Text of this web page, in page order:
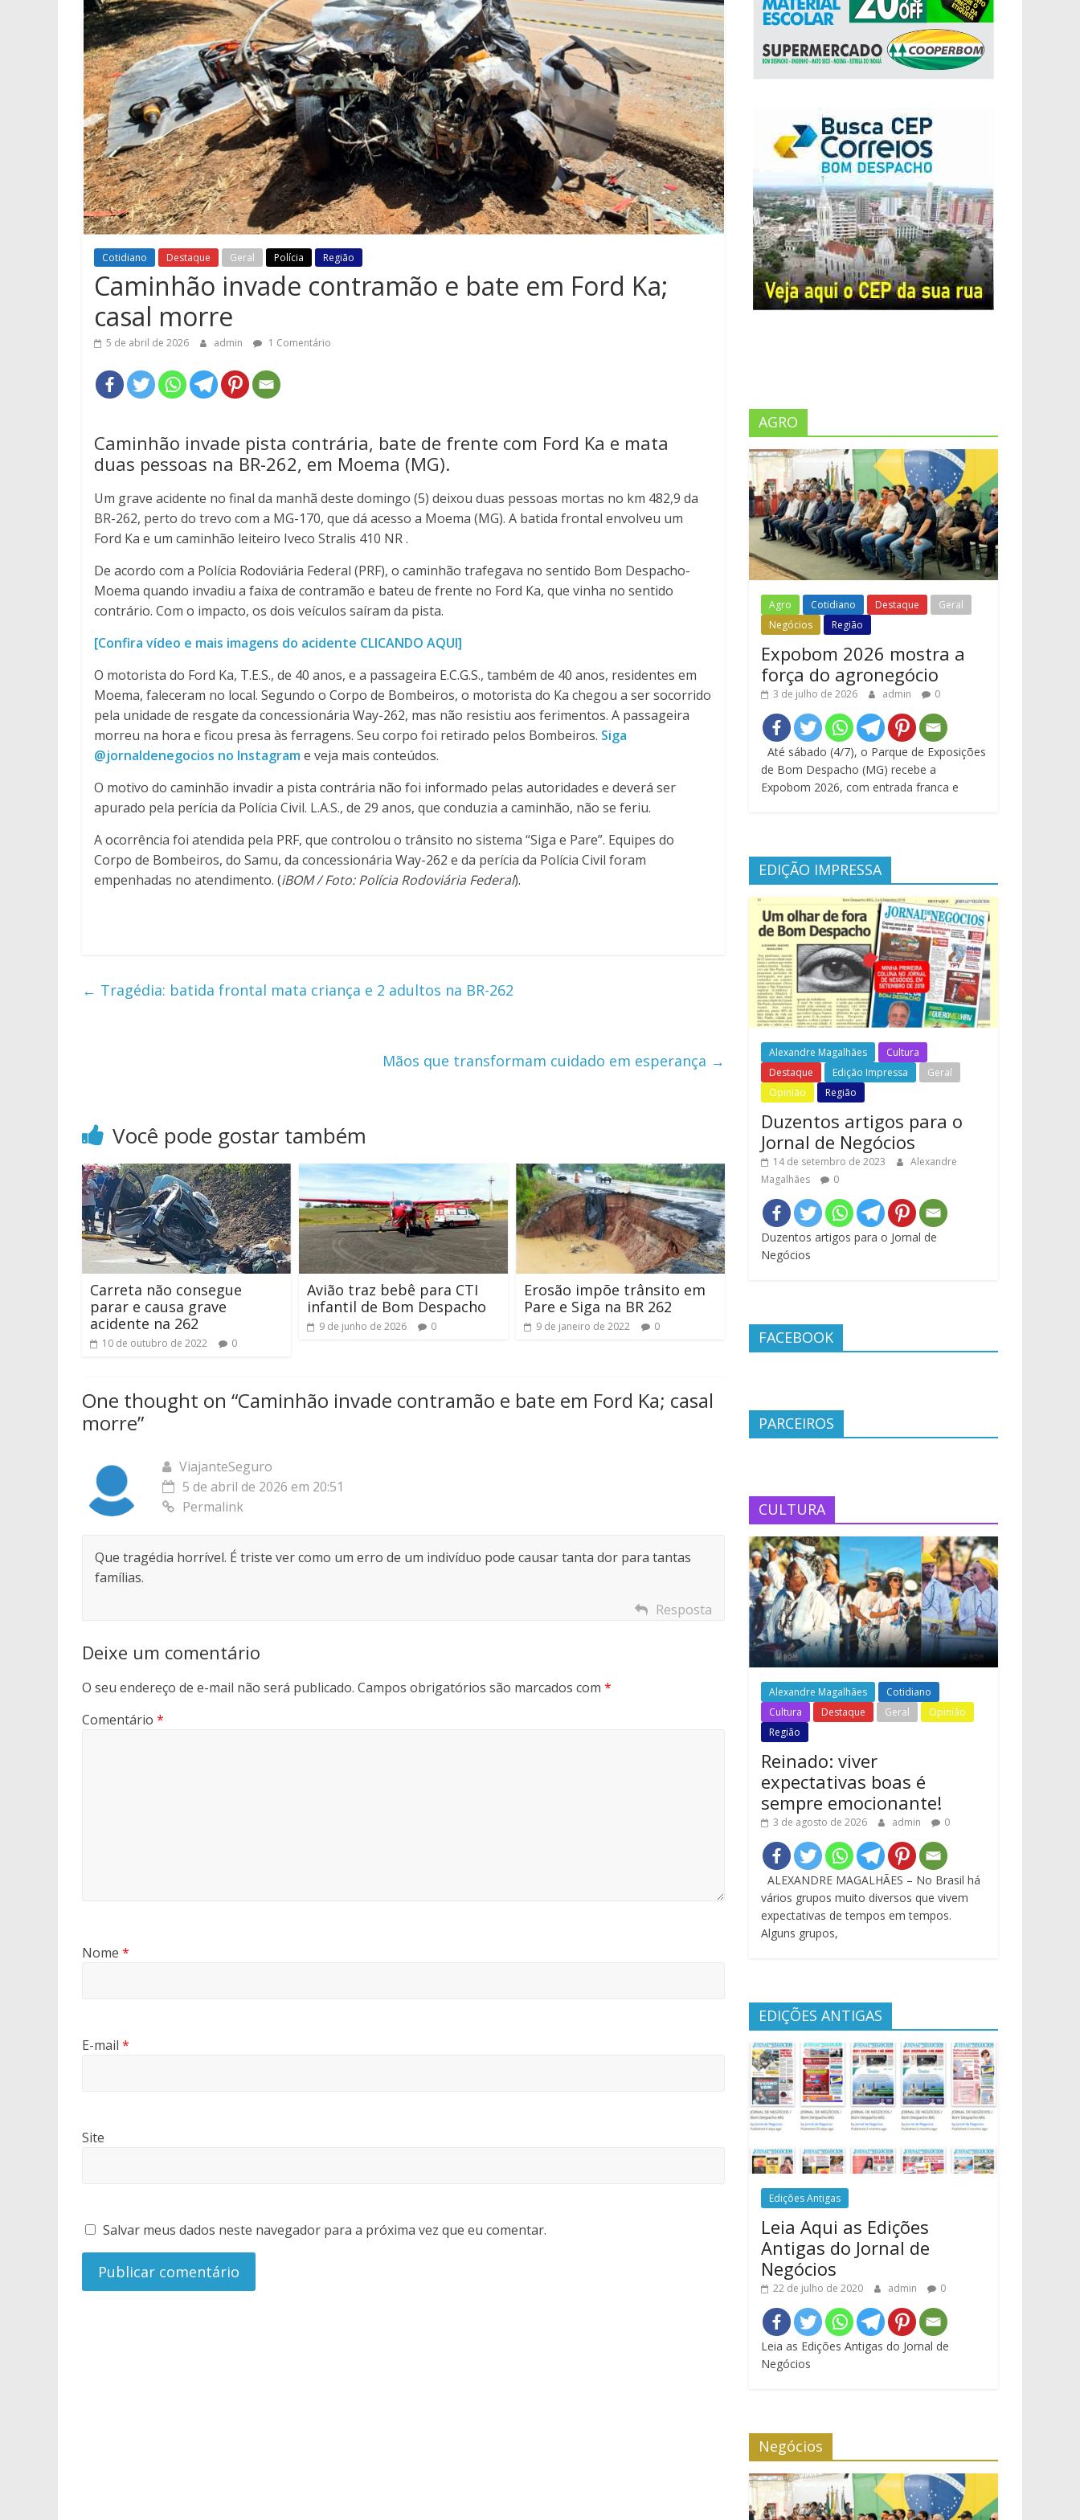
Cotidiano Destaque Geral Polícia Região
Caminhão invade contramão e bate em Ford Ka;
casal morre
5 de abril de 2026 admin 1 Comentário
Caminhão invade pista contrária, bate de frente com Ford Ka e mata
duas pessoas na BR-262, em Moema (MG).
Um grave acidente no final da manhã deste domingo (5) deixou duas pessoas mortas no km 482,9 da
BR-262, perto do trevo com a MG-170, que dá acesso a Moema (MG). A batida frontal envolveu um
Ford Ka e um caminhão leiteiro Iveco Stralis 410 NR .
De acordo com a Polícia Rodoviária Federal (PRF), o caminhão trafegava no sentido Bom Despacho-
Moema quando invadiu a faixa de contramão e bateu de frente no Ford Ka, que vinha no sentido
contrário. Com o impacto, os dois veículos saíram da pista.
[Confira vídeo e mais imagens do acidente CLICANDO AQUI]
O motorista do Ford Ka, T.E.S., de 40 anos, e a passageira E.C.G.S., também de 40 anos, residentes em
Moema, faleceram no local. Segundo o Corpo de Bombeiros, o motorista do Ka chegou a ser socorrido
pela unidade de resgate da concessionária Way-262, mas não resistiu aos ferimentos. A passageira
morreu na hora e ficou presa às ferragens. Seu corpo foi retirado pelos Bombeiros. Siga
@jornaldenegocios no Instagrame veja mais conteúdos.
O motivo do caminhão invadir a pista contrária não foi informado pelas autoridades e deverá ser
apurado pela perícia da Polícia Civil. L.A.S., de 29 anos, que conduzia a caminhão, não se feriu.
A ocorrência foi atendida pela PRF, que controlou o trânsito no sistema “Siga e Pare”. Equipes do
Corpo de Bombeiros, do Samu, da concessionária Way-262 e da perícia da Polícia Civil foram
empenhadas no atendimento. (iBOM / Foto: Polícia Rodoviária Federal).
← Tragédia: batida frontal mata criança e 2 adultos na BR-262
Mãos que transformam cuidado em esperança →
Você pode gostar também
Carreta não consegue
parar e causa grave
acidente na 262
10 de outubro de 2022 0
Avião traz bebê para CTI
infantil de Bom Despacho
9 de junho de 2026 0
Erosão impõe trânsito em
Pare e Siga na BR 262
9 de janeiro de 2022 0
One thought on “Caminhão invade contramão e bate em Ford Ka; casal
morre”
ViajanteSeguro
5 de abril de 2026 em 20:51
Permalink
Que tragédia horrível. É triste ver como um erro de um indivíduo pode causar tanta dor para tantas
famílias.
Resposta
Deixe um comentário
O seu endereço de e-mail não será publicado. Campos obrigatórios são marcados com *
Comentário *
Nome *
E-mail *
Site
Salvar meus dados neste navegador para a próxima vez que eu comentar.
AGRO
Agro Cotidiano Destaque
Geral
Negócios
Região
Expobom 2026 mostra a
força do agronegócio
3 de julho de 2026 admin 0
Até sábado (4/7), o Parque de Exposições
de Bom Despacho (MG) recebe a
Expobom 2026, com entrada franca e
EDIÇÃO IMPRESSA
Alexandre Magalhães
Cultura
Destaque
Edição Impressa
Geral
Opinião
Região
Duzentos artigos para o
Jornal de Negócios
14 de setembro de 2023
Alexandre
Magalhães
0
Duzentos artigos para o Jornal de
Negócios
FACEBOOK
PARCEIROS
CULTURA
Alexandre Magalhães
Cotidiano
Cultura
Destaque Geral
Opinião
Região
Reinado: viver
expectativas boas é
sempre emocionante!
3 de agosto de 2026 admin 0
ALEXANDRE MAGALHÃES – No Brasil há
vários grupos muito diversos que vivem
expectativas de tempos em tempos.
Alguns grupos,
EDIÇÕES ANTIGAS
Edições Antigas
Leia Aqui as Edições
Antigas do Jornal de
Negócios
22 de julho de 2020 admin 0
Leia as Edições Antigas do Jornal de
Negócios
Negócios